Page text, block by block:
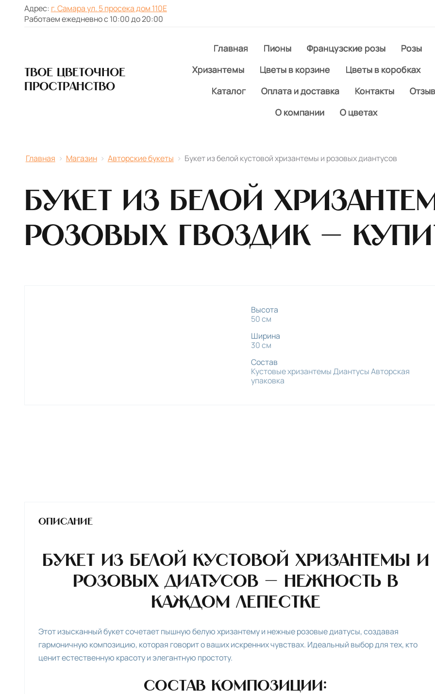
Адрес: г. Самара ул. 5 просека дом 110Е
Работаем ежедневно с 10:00 до 20:00
Твое цветочное
пространство
Главная Пионы Французские розы
Розы
Хризантемы
Цветы в корзине Цветы в коробках
Каталог
Оплата и доставка Контакты
О компании
О цветах
Главная › Магазин › Авторские букеты › Букет из белой кустовой хризантемы и розовых диантусов
Букет из белой
розовых гвоздик —
Высота
50 см
Ширина
30 см
Состав
Кустовые хризантемы Диантусы Авторская
упаковка
Описание
Букет из белой кустовой хризантемы и
розовых диатусов — нежность в
каждом лепестке
Этот изысканный букет сочетает пышную белую хризантему и нежные розовые диатусы, создавая
гармоничную композицию, которая говорит о ваших искренних чувствах. Идеальный выбор для тех, кто
ценит естественную красоту и элегантную простоту.
Состав композиции: